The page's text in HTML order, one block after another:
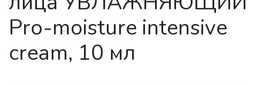
Pro-moisture intensive
cream, 10 мл